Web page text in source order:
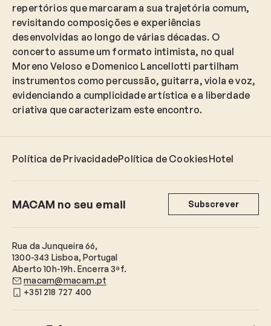
repertórios que marcaram a sua trajetória comum,
revisitando composições e experiências
desenvolvidas ao longo de várias décadas. O
concerto assume um formato intimista, no qual
Moreno Veloso e Domenico Lancellotti partilham
instrumentos como percussão, guitarra, viola e voz,
evidenciando a cumplicidade artística e a liberdade
criativa que caracterizam este encontro.
Política de PrivacidadePolítica de CookiesHotel
Rua da Junqueira 66,
1300-343 Lisboa, Portugal
Aberto 10h-19h. Encerra 3ªf.
macam@macam.pt
+351 218 727 400
MACAM no seu email Subscrever